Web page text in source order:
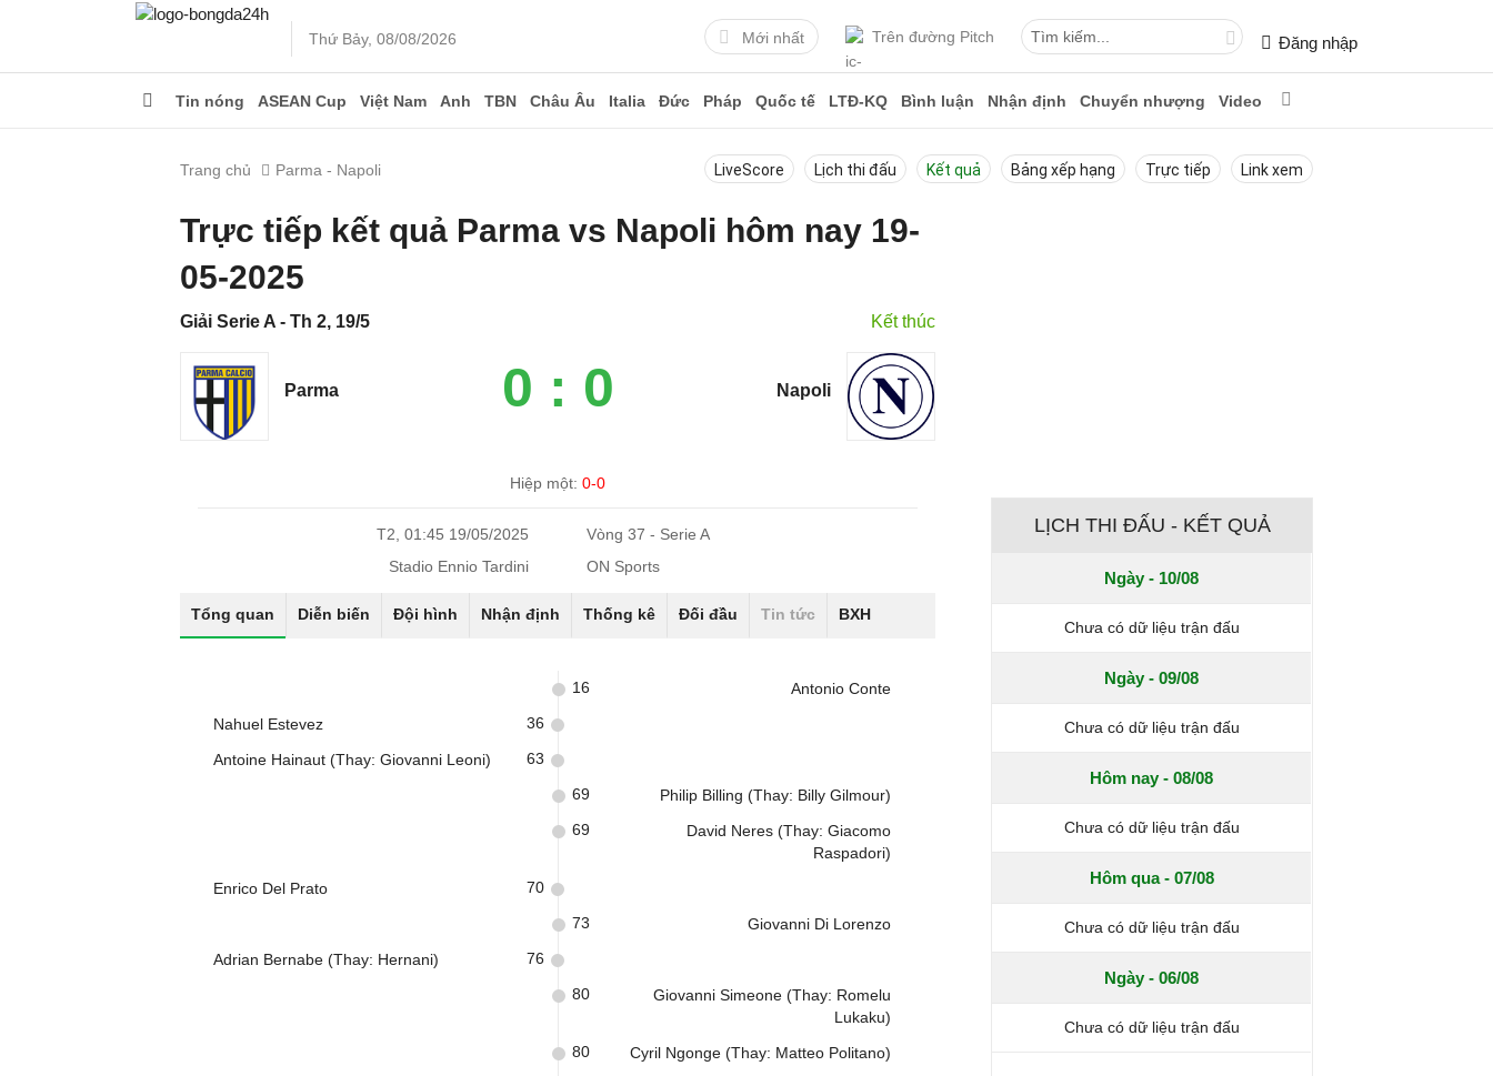
Thứ Bảy, 08/08/2026 Mới nhất Trên đường Pitch Đăng nhập
Tin nóng ASEAN Cup Việt Nam Anh TBN Châu Âu Italia Đức Pháp Quốc tế LTĐ-KQ Bình luận Nhận định Chuyển nhượng Video
Trang chủ Parma - Napoli LiveScore Lịch thi đấu Kết quả Bảng xếp hạng Trực tiếp Link xem
Trực tiếp kết quả Parma vs Napoli hôm nay 19-
05-2025
Giải Serie A - Th 2, 19/5 Kết thúc
Parma 0 : 0 Napoli
Hiệp một:0-0
T2, 01:45 19/05/2025
Vòng 37 - Serie A
Stadio Ennio Tardini
ON Sports
Tổng quan Diễn biến Đội hình Nhận định Thống kê Đối đầu Tin tức BXH
Antonio Conte
16
Nahuel Estevez 36
Antoine Hainaut (Thay: Giovanni Leoni) 63
Philip Billing (Thay: Billy Gilmour)
69
David Neres (Thay: Giacomo
Raspadori)
69
Enrico Del Prato 70
Giovanni Di Lorenzo
73
Adrian Bernabe (Thay: Hernani) 76
Giovanni Simeone (Thay: Romelu
Lukaku)
80
Cyril Ngonge (Thay: Matteo Politano)
80
LỊCH THI ĐẤU - KẾT QUẢ
Ngày - 10/08
Chưa có dữ liệu trận đấu
Ngày - 09/08
Chưa có dữ liệu trận đấu
Hôm nay - 08/08
Chưa có dữ liệu trận đấu
Hôm qua - 07/08
Chưa có dữ liệu trận đấu
Ngày - 06/08
Chưa có dữ liệu trận đấu